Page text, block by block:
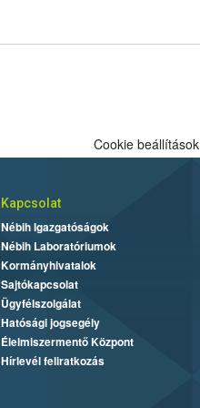
Cookie beállítások
Kapcsolat
Nébih Igazgatóságok
Nébih Laboratóriumok
Kormányhivatalok
Sajtókapcsolat
Ügyfélszolgálat
Hatósági jogsegély
Élelmiszermentő Központ
Hírlevél feliratkozás